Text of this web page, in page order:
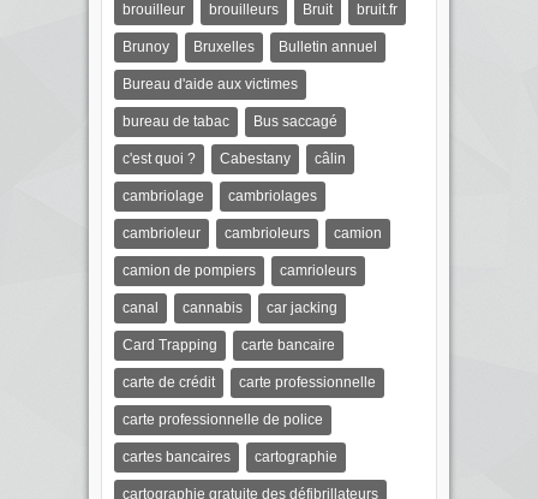
brouilleur brouilleurs Bruit bruit.fr
Brunoy Bruxelles Bulletin annuel
Bureau d'aide aux victimes
bureau de tabac Bus saccagé
c'est quoi ? Cabestany câlin
cambriolage cambriolages
cambrioleur cambrioleurs camion
camion de pompiers camrioleurs
canal cannabis car jacking
Card Trapping carte bancaire
carte de crédit carte professionnelle
carte professionnelle de police
cartes bancaires cartographie
cartographie gratuite des défibrillateurs